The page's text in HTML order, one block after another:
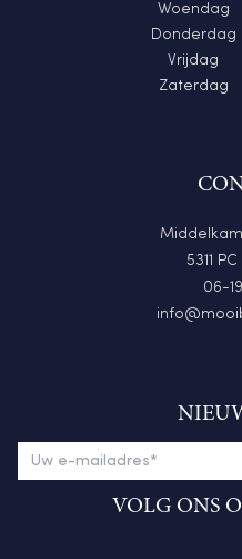
Woendag
Donderdag
Vrijdag
Zaterdag
5311
06-
VOLG ONS